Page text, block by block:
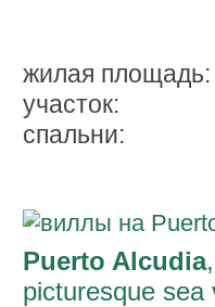
жилая площадь:
участок:
спальни:
Puerto Alcudia
picturesque sea